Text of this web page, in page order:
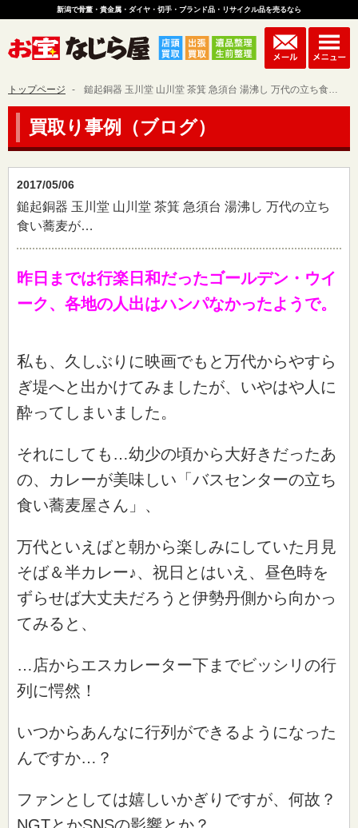
新潟で骨董・貴金属・ダイヤ・切手・ブランド品・リサイクル品を売るなら
トップページ 鎚起銅器 玉川堂 山川堂 茶箕 急須台 湯沸し 万代の立ち食い蕎麦が…
買取り事例（ブログ）
2017/05/06
鎚起銅器 玉川堂 山川堂 茶箕 急須台 湯沸し 万代の立ち
食い蕎麦が…
昨日までは行楽日和だったゴールデン・ウイ
ーク、各地の人出はハンパなかったようで。
私も、久しぶりに映画でもと万代からやすら
ぎ堤へと出かけてみましたが、いやはや人に
酔ってしまいました。
それにしても…幼少の頃から大好きだったあ
の、カレーが美味しい「バスセンターの立ち
食い蕎麦屋さん」、
万代といえばと朝から楽しみにしていた月見
そば＆半カレー♪、祝日とはいえ、昼色時を
ずらせば大丈夫だろうと伊勢丹側から向かっ
てみると、
…店からエスカレーター下までビッシリの行
列に愕然！
いつからあんなに行列ができるようになった
んですか…？
ファンとしては嬉しいかぎりですが、何故？